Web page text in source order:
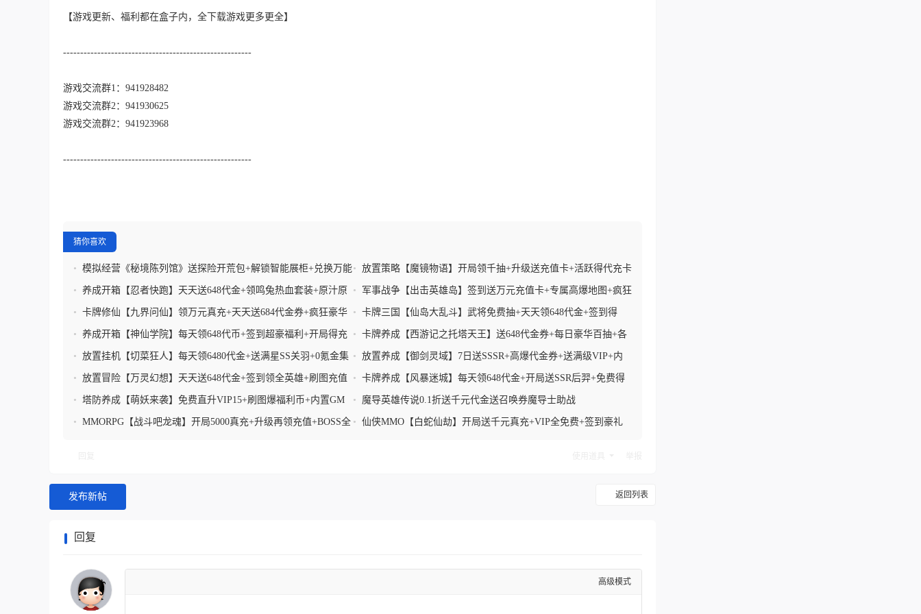
【游戏更新、福利都在盒子内，全下载游戏更多更全】
-------------------------------------------------------
游戏交流群1：941928482
游戏交流群2：941930625
游戏交流群2：941923968
-------------------------------------------------------
猜你喜欢
• 模拟经营《秘境陈列馆》送探险开荒包+解锁智能展柜+兑换万能
修复剂
• 放置策略【魔镜物语】开局领千抽+升级送充值卡+活跃得代充卡
+内置挂机
• 养成开箱【忍者快跑】天天送648代金+领鸣兔热血套装+原汁原
味数值
•
军事战争【出击英雄岛】签到送万元充值卡+专属高爆地图+疯狂
4000豪抽
• 卡牌修仙【九界问仙】领万元真充+天天送684代金券+疯狂豪华
10000抽+超高爆率掉真充
• 卡牌三国【仙岛大乱斗】武将免费抽+天天领648代金+签到得
SSR+0氪金免费手游
• 养成开箱【神仙学院】每天领648代币+签到超豪福利+开局得充
值卡+0.1折扣
• 卡牌养成【西游记之托塔天王】送648代金券+每日豪华百抽+各
种活动送代金
• 放置挂机【切菜狂人】每天领6480代金+送满星SS关羽+0氪金集
毕业套+内玩破解助手
• 放置养成【御剑灵域】7日送SSSR+高爆代金券+送满级VIP+内
置GM商城
• 放置冒险【万灵幻想】天天送648代金+签到领全英雄+刷图充值
卡
• 卡牌养成【风暴迷城】每天领648代金+开局送SSR后羿+免费得
万元充值卡+万抽豪礼
• 塔防养成【萌妖来袭】免费直升VIP15+刷图爆福利币+内置GM
助手+签到送钻石
• 魔导英雄传说0.1折送千元代金送召唤券魔导士助战
• MMORPG【战斗吧龙魂】开局5000真充+升级再领充值+BOSS全 • 仙侠MMO【白蛇仙劫】开局送千元真充+VIP全免费+签到豪礼
返回列表
发布新帖
回复
高级模式